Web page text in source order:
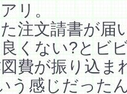
リ。
注文請書が届
くない?とビ
費が振り込
う感じだった